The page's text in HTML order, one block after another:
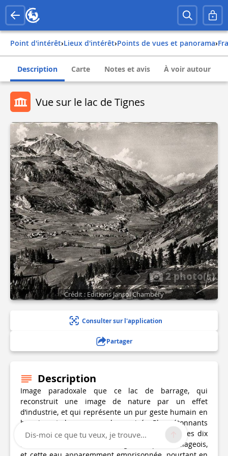
Point d'intérêt› Lieux d'intérêt› Points de vues et panorama›
Description Carte Notes et avis À voir autour
Vue sur le lac de Tignes
2 photo(s)
Crédit : Editions Jansol Chambéry
Consulter sur l'application
Partager
Description
Image paradoxale que ce lac de barrage, qui
reconstruit une image de nature par un effet
d’industrie, et qui représente un pur geste humain en
bannissant le paysage humanisé. Plus étonnants
encore, ce paysage réservoir, qui se vide tous les dix
ans en redonnant à voir l'image d'un passé villageois,
Dis-moi ce que tu veux, je trouve...